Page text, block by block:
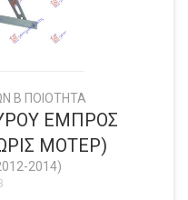
Β ΠΟΙΟΤΗΤΑ
ΕΜΠΡΟΣ
ΜΟΤΕΡ)
2014)